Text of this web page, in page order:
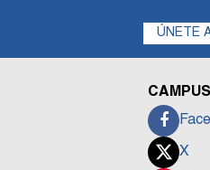
ÚNETE
CAMPUS
X